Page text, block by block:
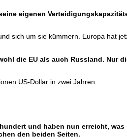
eigenen
sich um sie kümmern. Europa hat
die EU als auch Russland. Nur
US-Dollar in zwei Jahren.
und haben nun erreicht, was
den beiden Seiten.